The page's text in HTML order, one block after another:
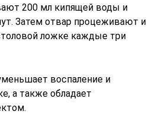
200 мл кипящей воды и
Затем отвар процеживают и
ложке каждые три
воспаление и
а также обладает